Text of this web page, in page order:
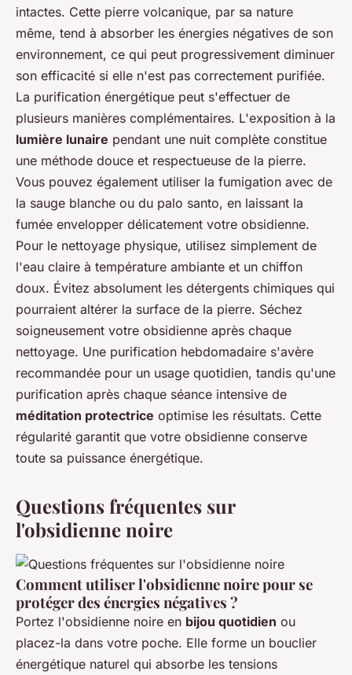
intactes. Cette pierre volcanique, par sa nature
même, tend à absorber les énergies négatives de son
environnement, ce qui peut progressivement diminuer
son efficacité si elle n'est pas correctement purifiée.
La purification énergétique peut s'effectuer de
plusieurs manières complémentaires. L'exposition à la
lumière lunaire pendant une nuit complète constitue
une méthode douce et respectueuse de la pierre.
Vous pouvez également utiliser la fumigation avec de
la sauge blanche ou du palo santo, en laissant la
fumée envelopper délicatement votre obsidienne.
Pour le nettoyage physique, utilisez simplement de
l'eau claire à température ambiante et un chiffon
doux. Évitez absolument les détergents chimiques qui
pourraient altérer la surface de la pierre. Séchez
soigneusement votre obsidienne après chaque
nettoyage. Une purification hebdomadaire s'avère
recommandée pour un usage quotidien, tandis qu'une
purification après chaque séance intensive de
méditation protectrice optimise les résultats. Cette
régularité garantit que votre obsidienne conserve
toute sa puissance énergétique.
Questions fréquentes sur
l'obsidienne noire
Comment utiliser l'obsidienne noire pour se
protéger des énergies négatives ?
Portez l'obsidienne noire en bijou quotidien ou
placez-la dans votre poche. Elle forme un bouclier
énergétique naturel qui absorbe les tensions